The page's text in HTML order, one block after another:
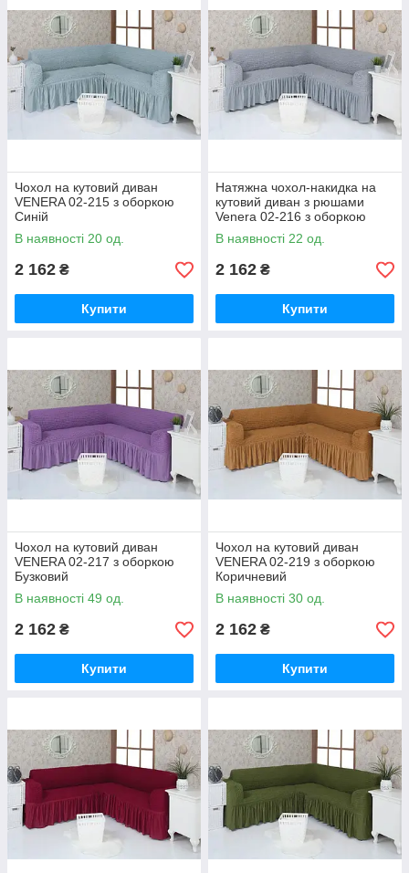
Чохол на кутовий диван
VENERA 02-215 з оборкою
Синій
В наявності 20 од.
2 162 ₴
Купити
Натяжна чохол-накидка на
кутовий диван з рюшами
Venera 02-216 з оборкою
Сірий
В наявності 22 од.
2 162 ₴
Купити
Чохол на кутовий диван
VENERA 02-217 з оборкою
Бузковий
В наявності 49 од.
2 162 ₴
Купити
Чохол на кутовий диван
VENERA 02-219 з оборкою
Коричневий
В наявності 30 од.
2 162 ₴
Купити